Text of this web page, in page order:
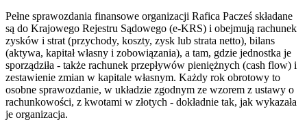
Pełne sprawozdania finansowe organizacji Rafica Pacześ składane
są do Krajowego Rejestru Sądowego (e-KRS) i obejmują rachunek
zysków i strat (przychody, koszty, zysk lub strata netto), bilans
(aktywa, kapitał własny i zobowiązania), a tam, gdzie jednostka je
sporządziła - także rachunek przepływów pieniężnych (cash flow) i
zestawienie zmian w kapitale własnym. Każdy rok obrotowy to
osobne sprawozdanie, w układzie zgodnym ze wzorem z ustawy o
rachunkowości, z kwotami w złotych - dokładnie tak, jak wykazała
je organizacja.